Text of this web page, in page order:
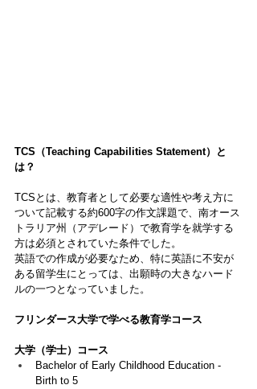
TCS（Teaching Capabilities Statement）と
は？
TCSとは、教育者として必要な適性や考え方に
ついて記載する約600字の作文課題で、南オース
トラリア州（アデレード）で教育学を就学する
方は必須とされていた条件でした。
英語での作成が必要なため、特に英語に不安が
ある留学生にとっては、出願時の大きなハード
ルの一つとなっていました。
フリンダース大学で学べる教育学コース
大学（学士）コース
Bachelor of Early Childhood Education -
Birth to 5